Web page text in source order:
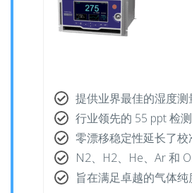
提供业界最佳的湿度测
行业领先的 55 ppt 检
零漂移稳定性延长了校
N2、H2、He、Ar 和
旨在满足卓越的气体